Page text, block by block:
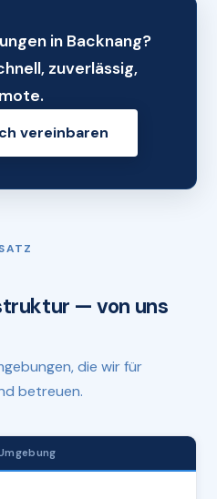
in Backnang?
zuverlässig,
vereinbaren
— von uns
die wir für
betreuen.